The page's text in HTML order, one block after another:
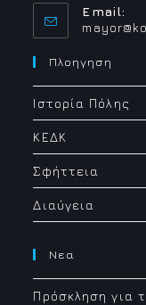
Email:
Πλοηγηση
Ιστορία Πόλης
ΚΕΔΚ
Σφήττεια
Διαύγεια
Νεα
Πρόσκληση για